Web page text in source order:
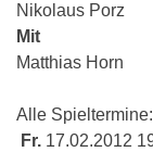
Nikolaus Porz
Mit
Matthias Horn
Alle Spieltermine:
Fr. 17.02.2012